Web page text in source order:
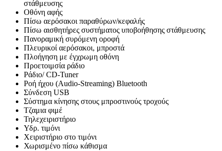
στάθμευσης
Οθόνη αφής
Πίσω αερόσακοι παραθύρων/κεφαλής
Πίσω αισθητήρες συστήματος υποβοήθησης στάθμευσης
Πανοραμική συρόμενη οροφή
Πλευρικοί αερόσακοι, μπροστά
Πλοήγηση με έγχρωμη οθόνη
Προετοιμσία ράδιο
Ράδιο/ CD-Tuner
Ροή ήχου (Audio-Streaming) Bluetooth
Σύνδεση USB
Σύστημα κίνησης στους μπροστινούς τροχούς
Τζαμια φιμέ
Τηλεχειριστήριο
Υδρ. τιμόνι
Χειριστήριο στο τιμόνι
Χωρισμένο πίσω κάθισμα